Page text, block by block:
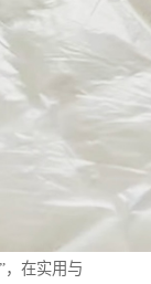
，在实用与